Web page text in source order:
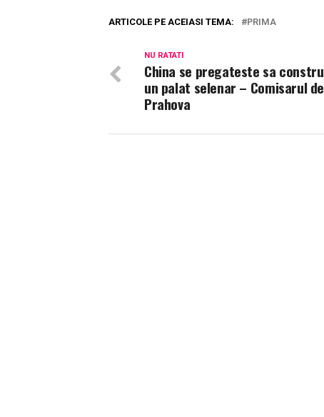
ARTICOLE PE ACEIASI TEMA: PRIMA
NU RATATI
China se pregateste sa
un palat selenar – Comisarul de
Prahova